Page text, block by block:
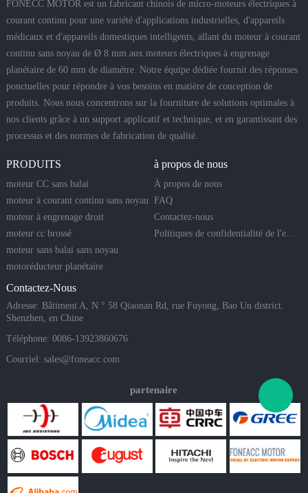
FONECC MOTOR est un fabricant chinois de micro-moteurs électriques à
courant continu pour une variété d'applications industrielles, d'appareils
médicaux et d'appareils domestiques intelligents, allant du moteur à courant
continu sans noyau de Ø 8 mm aux moteurs électriques à engrenage
planétaire de 60 mm de diamètre. Notre équipe dédiée fournit des réponses
ponctuelles pour répondre à vos besoins en matière de conception de
produits. Nous nous concentrons sur la fourniture de solutions optimales à
nos clients grâce à un support applicatif et technique, et en garantissant des
processus et des normes de fabrication de qualité.
PRODUITS
moteur CC sans balai
moteur à courant continu sans noyau
moteur à engrenage droit
moteur cc brossé
moteur sans balai sans noyau
motoréducteur planétaire
à propos de nous
À propos de nous
FAQ
Contactez-nous
Politiques de confidentialité de l'entreprise
Contactez-Nous
Adresse: Bâtiment A, N ° 58 Qiaonan Rd, rue Fuyong, Bao Un district.
Shenzhen, en Chine
Téléphone: 0086-13923860676
Courriel: sales@foneacc.com
partenaire